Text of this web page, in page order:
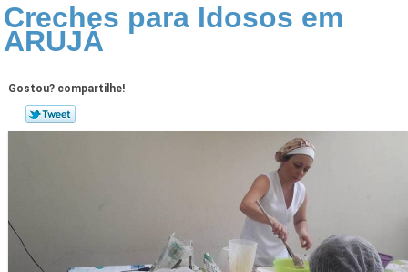
Creches para Idosos em
ARUJÁ
Gostou? compartilhe!